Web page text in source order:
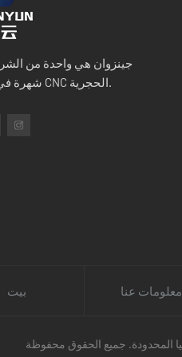
جينزوان هي واحدة من
شهرة في مجال آلة CNC الحجرية.
بيت معلومات عنا